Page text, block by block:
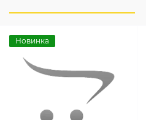
Новинка